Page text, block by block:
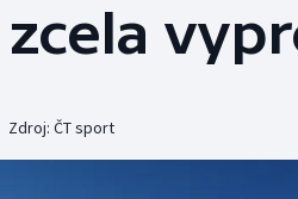
Biatlon
Zdroj: ČT sport